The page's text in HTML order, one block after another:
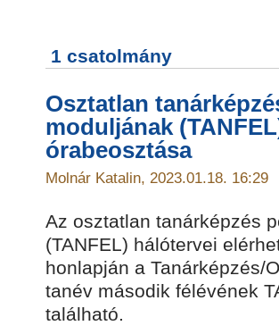
1 csatolmány
Osztatlan
moduljának
órabeosztása
Molnár Katalin, 2023.01.18. 16:29
Az osztatlan tanárképzés
(TANFEL) hálótervei
honlapján a Tanárképzés/
tanév második félévének
található.